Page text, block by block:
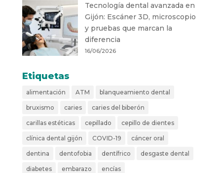
Tecnología dental avanzada en
Gijón: Escáner 3D, microscopio
y pruebas que marcan la
diferencia
16/06/2026
Etiquetas
alimentación ATM blanqueamiento dental
bruxismo caries caries del biberón
carillas estéticas cepillado cepillo de dientes
clínica dental gijón COVID-19 cáncer oral
dentina dentofobia dentífrico desgaste dental
diabetes embarazo encías